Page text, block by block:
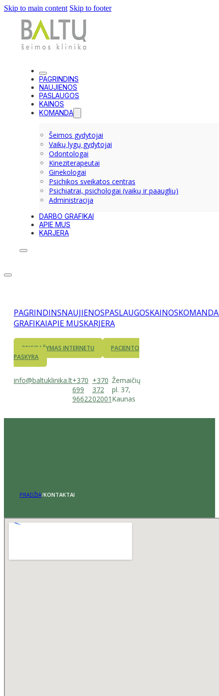
Skip to main content Skip to footer
PAGRINDINS
NAUJIENOS
PASLAUGOS
KAINOS
KOMANDA
Šeimos gydytojai
Vaikų lygų gydytojai
Odontologai
Kineziterapeutai
Ginekologai
Psichikos sveikatos centras
Psichiatrai, psichologai (vaikų ir paauglių)
Administracija
DARBO GRAFIKAI
APIE MUS
KARJERA
PAGRINDINSNAUJIENOSPASLAUGOSKAINOSKOMANDA
GRAFIKAIAPIE MUSKARJERA
PRISIRAŠYMAS INTERNETU
PACIENTO
PASKYRA
info@baltuklinika.lt+370
699
96622
+370
372
02001
Žemaičių
pl. 37,
Kaunas
PRADŽIA/KONTAKTAI